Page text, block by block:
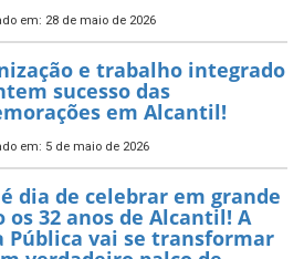
em: 28 de maio de 2026
e trabalho integrado
sucesso das
em Alcantil!
em: 5 de maio de 2026
dia de celebrar em grande
os 32 anos de Alcantil! A
Pública vai se transformar